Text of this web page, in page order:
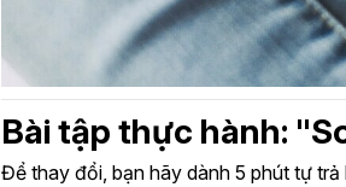
Bài tập thực hành:
Để thay đổi, bạn hãy dành 5 phút tự